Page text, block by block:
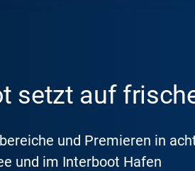
setzt auf
und Premieren in
und im Interboot Hafen